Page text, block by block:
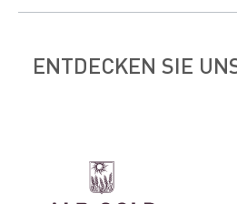
ENTDECKEN SIE